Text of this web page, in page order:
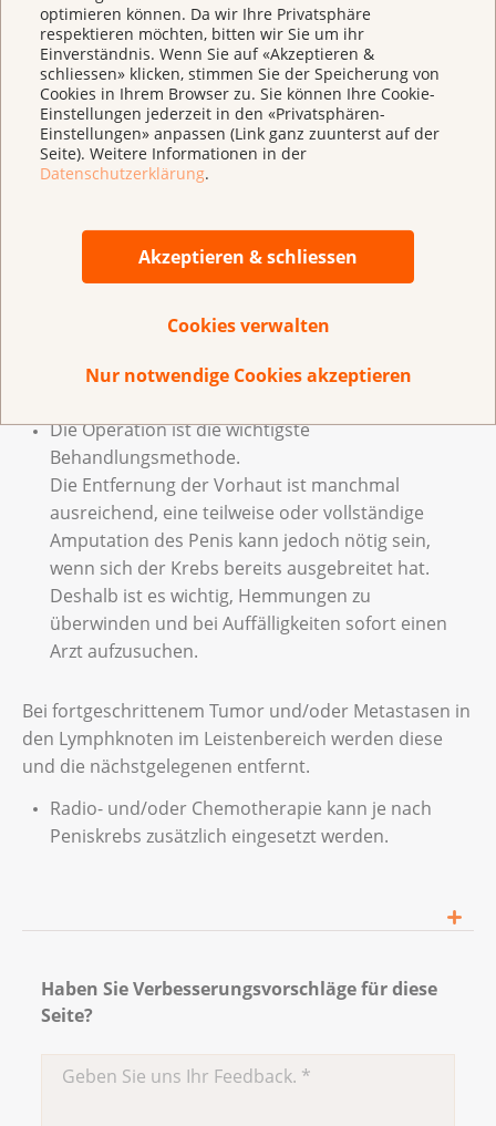
optimieren können. Da wir Ihre Privatsphäre
respektieren möchten, bitten wir Sie um ihr
Einverständnis. Wenn Sie auf «Akzeptieren &
schliessen» klicken, stimmen Sie der Speicherung von
Cookies in Ihrem Browser zu. Sie können Ihre Cookie-
Einstellungen jederzeit in den «Privatsphären-
Einstellungen» anpassen (Link ganz zuunterst auf der
Seite). Weitere Informationen in der
Datenschutzerklärung.
Akzeptieren & schliessen
Cookies verwalten
Nur notwendige Cookies akzeptieren
Blumenkohlartige Hautveränderungen an der
Eichel
Ausfluss
Blutungen
Die Diagnose wird unter anderem durch
Tomografie gestellt.
Therapie
Die Operation ist die wichtigste
Behandlungsmethode.
Die Entfernung der Vorhaut ist manchmal
ausreichend, eine teilweise oder vollständige
Amputation des Penis kann jedoch nötig sein,
wenn sich der Krebs bereits ausgebreitet hat.
Deshalb ist es wichtig, Hemmungen zu
überwinden und bei Auffälligkeiten sofort einen
Arzt aufzusuchen.
Bei fortgeschrittenem Tumor und/oder Metastasen in
den Lymphknoten im Leistenbereich werden diese
und die nächstgelegenen entfernt.
Radio- und/oder Chemotherapie kann je nach
Peniskrebs zusätzlich eingesetzt werden.
Haben Sie Verbesserungsvorschläge für diese
Seite?